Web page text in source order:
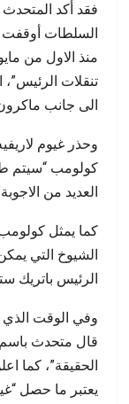
فقد أكد المتحدث
منذ الاول من
تنقلات الرئيس”،
الى جانب
وحذر غيوم
كولومب “سيتم
العديد من
كما يمثل كولومب
الشيوخ التي
الرئيس باتريك
وفي الوقت الذي
قال متحدث
الحقيقة”، كما
يعتبر ما حصل